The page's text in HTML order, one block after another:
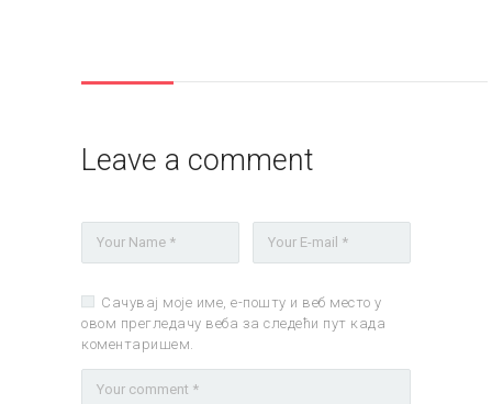
Leave a comment
Сачувај моје име, е-пошту и веб место у
овом прегледачу веба за следећи пут када
коментаришем.